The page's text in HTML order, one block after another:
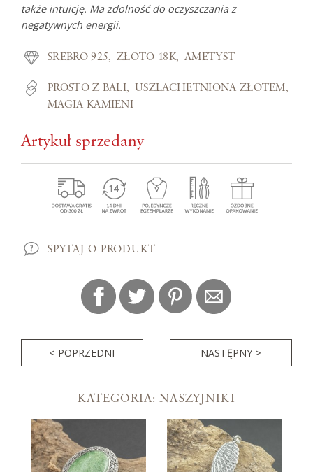
także intuicję. Ma zdolność do oczyszczania z
negatywnych energii.
SREBRO 925 ZŁOTO 18K AMETYST
PROSTO Z BALI
USZLACHETNIONA ZŁOTEM
MAGIA KAMIENI
Artykuł sprzedany
SPYTAJ O PRODUKT
< POPRZEDNI NASTĘPNY >
KATEGORIA: NASZYJNIKI